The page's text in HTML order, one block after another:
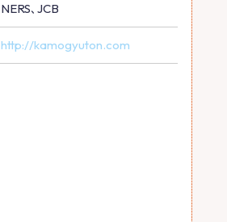
NERS､JCB
http://kamogyuton.com